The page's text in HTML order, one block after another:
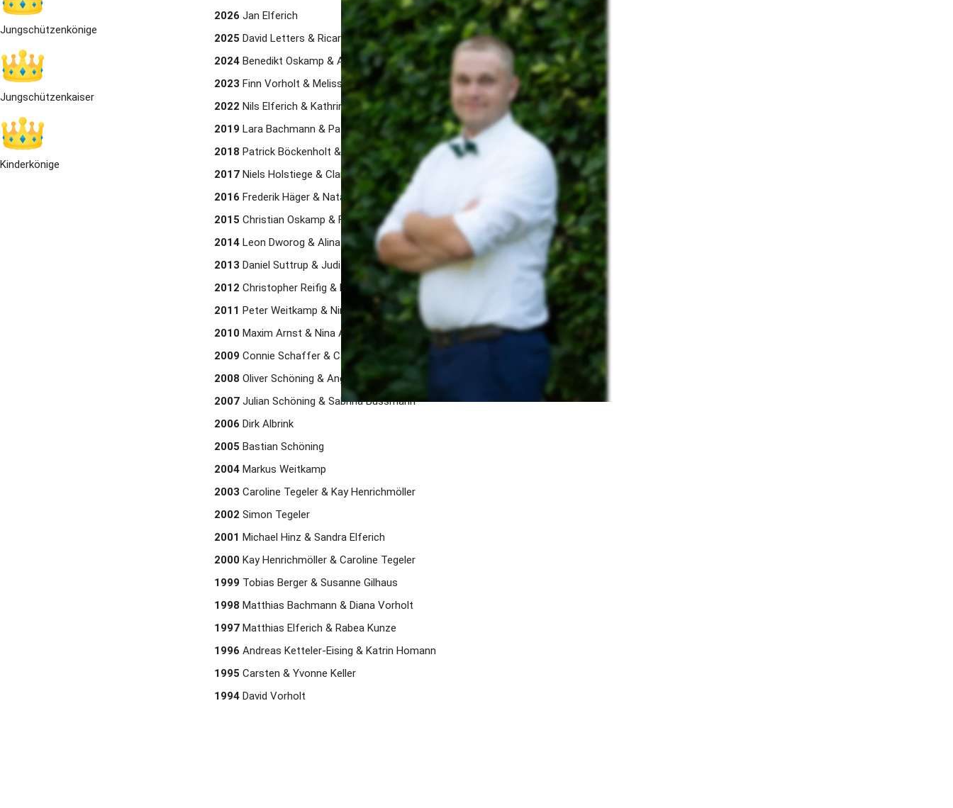
Jungschützenkönige
Jungschützenkaiser
Kinderkönige
2026 Jan Elferich
2025 David Letters & Ricarda Plagge
2024 Benedikt Oskamp & Anna Böckenholt
2023 Finn Vorholt & Melissa Holstiege
2022 Nils Elferich & Kathrin Reeken
2019 Lara Bachmann & Patrick Böckenholt
2018 Patrick Böckenholt & Lara Bachmann
2017 Niels Holstiege & Clara Madlaine Ermrich
2016 Frederik Häger & Natalie Suttrup
2015 Christian Oskamp & Franziska Moritz
2014 Leon Dworog & Alina Keller
2013 Daniel Suttrup & Judith Happe
2012 Christopher Reifig & Daria Suttrup
2011 Peter Weitkamp & Nina Rohlmann
2010 Maxim Arnst & Nina Albrink
2009 Connie Schaffer & Caroline Tegeler
2008 Oliver Schöning & Angela Große Dahlmann
2007 Julian Schöning & Sabrina Bussmann
2006 Dirk Albrink
2005 Bastian Schöning
2004 Markus Weitkamp
2003 Caroline Tegeler & Kay Henrichmöller
2002 Simon Tegeler
2001 Michael Hinz & Sandra Elferich
2000 Kay Henrichmöller & Caroline Tegeler
1999 Tobias Berger & Susanne Gilhaus
1998 Matthias Bachmann & Diana Vorholt
1997 Matthias Elferich & Rabea Kunze
1996 Andreas Ketteler-Eising & Katrin Homann
1995 Carsten & Yvonne Keller
1994 David Vorholt